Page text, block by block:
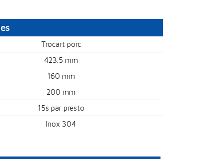
Trocart porc
423.5 mm
160 mm
200 mm
15s par presto
Inox 304